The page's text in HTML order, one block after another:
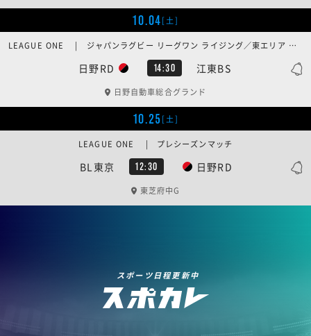
10.04[土]
日野RD 14:30 江東BS
LEAGUE ONE | ジャパンラグビー リーグワン ライジング／東エリア 第2週
日野自動車総合グランド
10.25[土]
BL東京 12:30 日野RD
LEAGUE ONE | プレシーズンマッチ
東芝府中G
スポーツ日程更新中